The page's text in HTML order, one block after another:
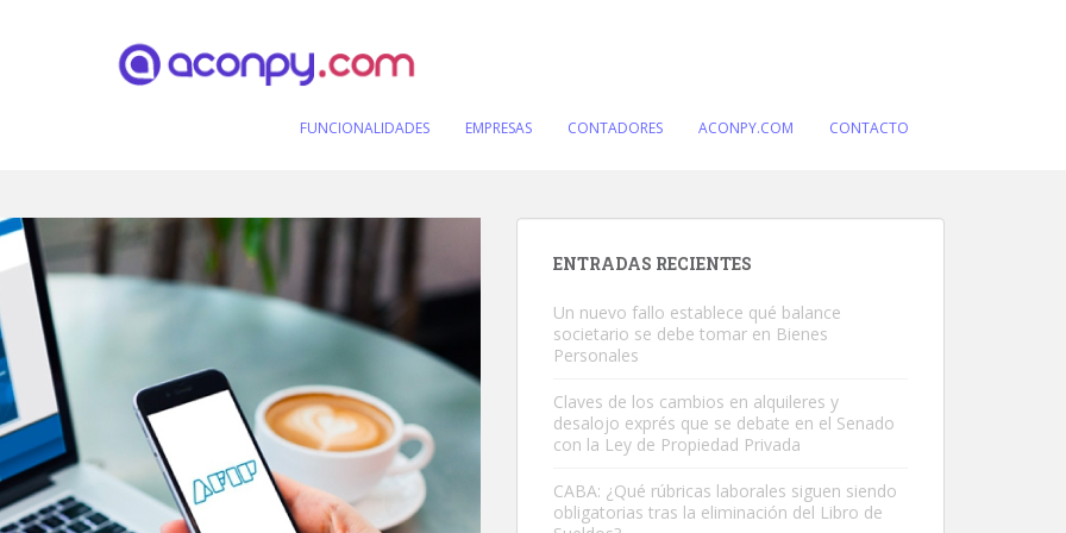
FUNCIONALIDADES EMPRESAS CONTADORES ACONPY.COM CONTACTO
ENTRADAS RECIENTES
Un nuevo fallo establece qué balance
societario se debe tomar en Bienes
Personales
Claves de los cambios en alquileres y
desalojo exprés que se debate en el Senado
con la Ley de Propiedad Privada
CABA: ¿Qué rúbricas laborales siguen siendo
obligatorias tras la eliminación del Libro de